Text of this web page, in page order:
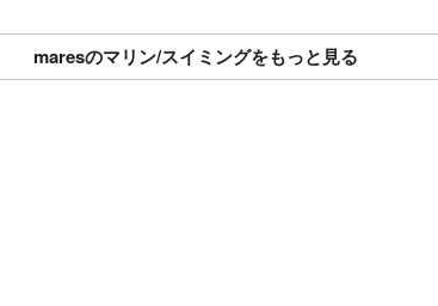
maresのマリン/スイミングをもっと見る